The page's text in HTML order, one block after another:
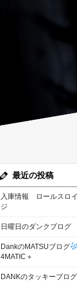
最近の投稿
入庫情報 ロールスロ
ジ
日曜日のダンクブ
DankのMATSUブログ
4MATIC＋
DANKのタッキーブログ